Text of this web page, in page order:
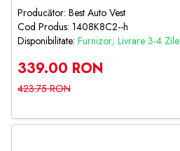
Producător: Best Auto Vest
Cod Produs: 1408K8C2--h
Disponibilitate: Furnizor; Livrare 3-4 Zile
339.00 RON
423.75 RON